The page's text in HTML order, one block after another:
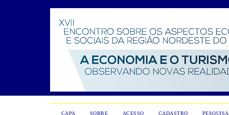
CAPA SOBRE ACESSO CADASTRO PESQUISA